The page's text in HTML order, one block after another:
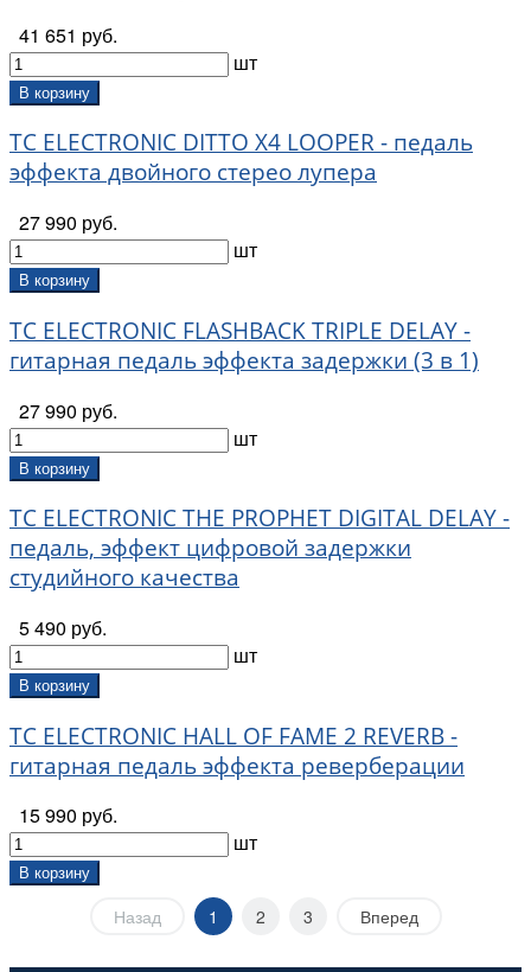
41 651 руб.
шт
В корзину
TC ELECTRONIC DITTO X4 LOOPER - педаль
эффекта двойного стерео лупера
27 990 руб.
шт
В корзину
TC ELECTRONIC FLASHBACK TRIPLE DELAY -
гитарная педаль эффекта задержки (3 в 1)
27 990 руб.
шт
В корзину
TC ELECTRONIC THE PROPHET DIGITAL DELAY -
педаль, эффект цифровой задержки
студийного качества
5 490 руб.
шт
В корзину
TC ELECTRONIC HALL OF FAME 2 REVERB -
гитарная педаль эффекта реверберации
15 990 руб.
шт
В корзину
Назад 1 2 3 Вперед